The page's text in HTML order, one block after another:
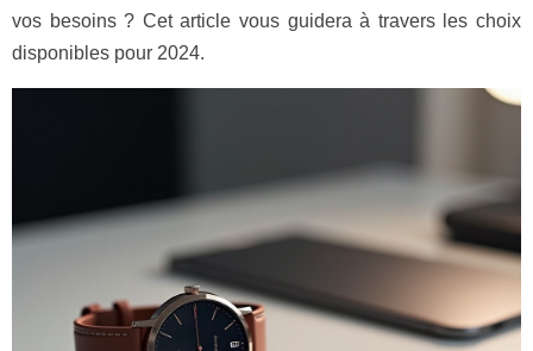
vos besoins ? Cet article vous guidera à travers les choix
disponibles pour 2024.